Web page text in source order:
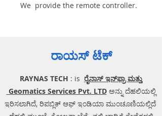
We provide the remote controller.
ರಾಯಸ್ ಟೆಕ್
RAYNAS TECH : is ರೈನಾಸ್ ಇನ್‌ಫ್ರಾ ಮತ್ತು
Geomatics Services Pvt. LTDಅನ್ನು ದೆಹಲಿಯಲ್ಲಿ
ಇರಿಸಲಾಗಿದೆ, ರಿಪಬ್ಲಿಕ್ ಆಫ್ ಇಂಡಿಯಾ ಮುಂಚೂಣಿಯಲ್ಲಿದೆ